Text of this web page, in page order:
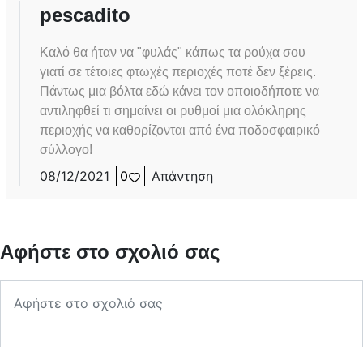
pescadito
Καλό θα ήταν να "φυλάς" κάπως τα ρούχα σου
γιατί σε τέτοιες φτωχές περιοχές ποτέ δεν ξέρεις.
Πάντως μια βόλτα εδώ κάνει τον οποιοδήποτε να
αντιληφθεί τι σημαίνει οι ρυθμοί μια ολόκληρης
περιοχής να καθορίζονται από ένα ποδοσφαιρικό
σύλλογο!
08/12/2021 0 Απάντηση
Αφήστε στο σχολιό σας